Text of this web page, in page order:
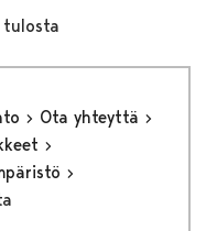
Ota yhteyttä